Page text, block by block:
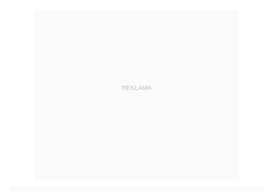
REKLAMA